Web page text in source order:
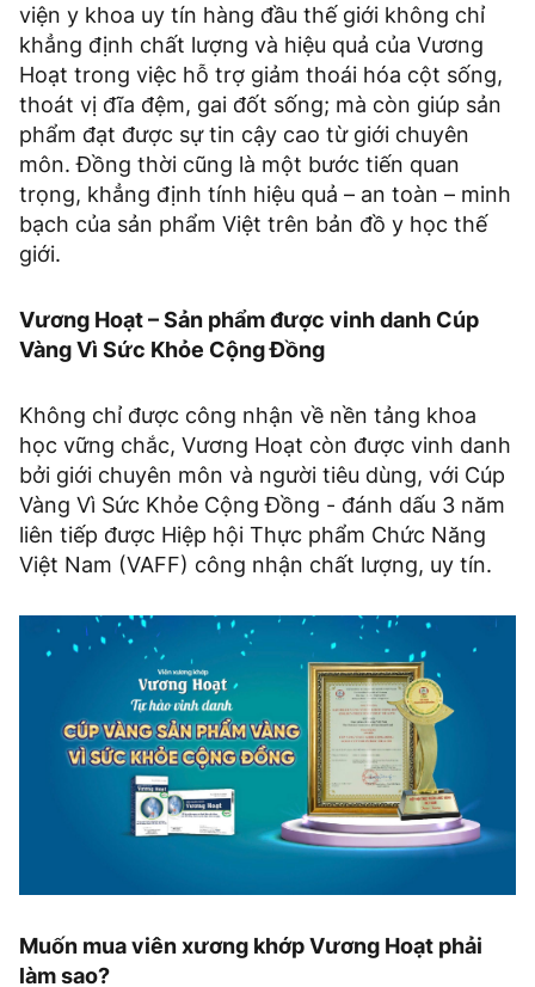
viện y khoa uy tín hàng đầu thế giới không chỉ
khẳng định chất lượng và hiệu quả của Vương
Hoạt trong việc hỗ trợ giảm thoái hóa cột sống,
thoát vị đĩa đệm, gai đốt sống; mà còn giúp sản
phẩm đạt được sự tin cậy cao từ giới chuyên
môn. Đồng thời cũng là một bước tiến quan
trọng, khẳng định tính hiệu quả – an toàn – minh
bạch của sản phẩm Việt trên bản đồ y học thế
giới.
Vương Hoạt – Sản phẩm được vinh danh Cúp
Vàng Vì Sức Khỏe Cộng Đồng
Không chỉ được công nhận về nền tảng khoa
học vững chắc, Vương Hoạt còn được vinh danh
bởi giới chuyên môn và người tiêu dùng, với Cúp
Vàng Vì Sức Khỏe Cộng Đồng - đánh dấu 3 năm
liên tiếp được Hiệp hội Thực phẩm Chức Năng
Việt Nam (VAFF) công nhận chất lượng, uy tín.
Muốn mua viên xương khớp Vương Hoạt phải
làm sao?